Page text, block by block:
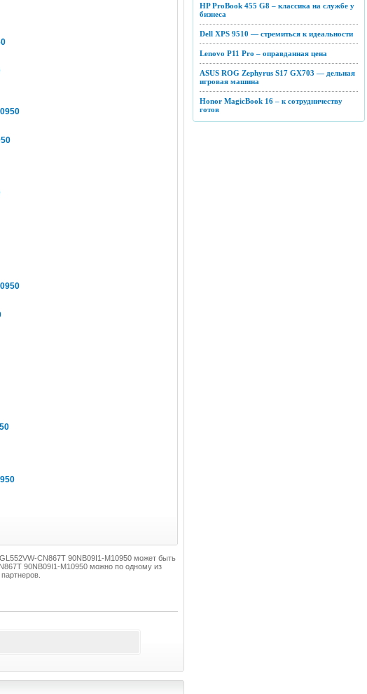
CN867T 90NB09I1-M10950 может быть
90NB09I1-M10950 можно по одному из
HP ProBook 455 G8 – классика на службе у
бизнеса
Dell XPS 9510 — стремиться к идеальности
Lenovo P11 Pro – оправданная цена
ASUS ROG Zephyrus S17 GX703 — дельная
игровая машина
Honor MagicBook 16 – к сотрудничеству
готов